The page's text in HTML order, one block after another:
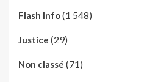
Flash Info(1 548)
Justice (29)
Non classé (71)